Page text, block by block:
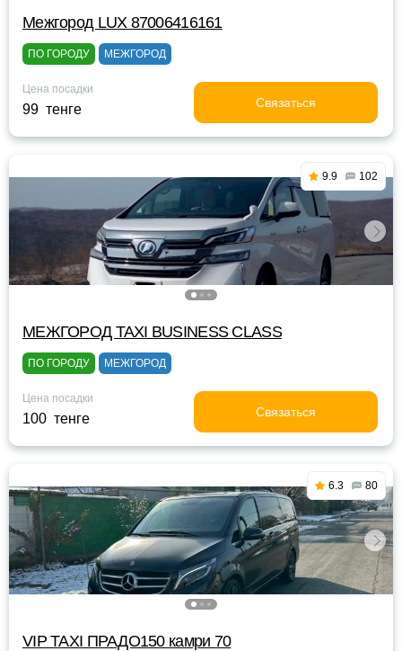
Межгород LUX 87006416161
ПО ГОРОДУ МЕЖГОРОД
Цена посадки
99 тенге Связаться
9.9 102
МЕЖГОРОД TAXI BUSINESS CLASS
ПО ГОРОДУ МЕЖГОРОД
Цена посадки
100 тенге Связаться
6.3 80
VIP TAXI ПРАДО150 камри 70